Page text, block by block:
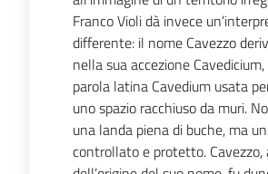
Franco Violi dà invece
differente: il nome Cavezzo
nella sua accezione
parola latina Cavedium usata
uno spazio racchiuso da muri.
una landa piena di buche, ma
controllato e protetto. Cavezzo,